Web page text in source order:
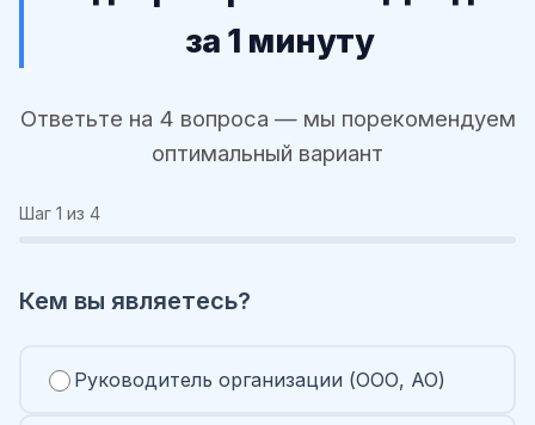
за 1 минуту
Ответьте на 4 вопроса — мы порекомендуем
оптимальный вариант
Шаг 1 из 4
Кем вы являетесь?
Руководитель организации (ООО, АО)